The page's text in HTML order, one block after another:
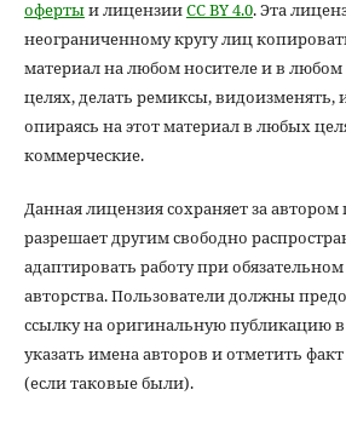
офертыи лицензииCC BY 4.0. Эта
неограниченному кругу лиц
материал на любом носителе и в
целях, делать ремиксы, видоизменять,
опираясь на этот материал в любых
коммерческие.
Данная лицензия сохраняет за автором
разрешает другим свободно
адаптировать работу при
авторства. Пользователи должны
ссылку на оригинальную публикацию
указать имена авторов и отметить
(если таковые были).